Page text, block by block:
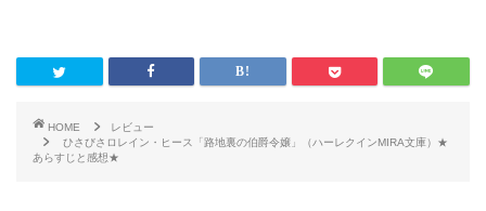
HOME
レビュー
ひさびさロレイン・ヒース「路地裏の伯爵令嬢」（ハーレクインMIRA文庫）★
あらすじと感想★